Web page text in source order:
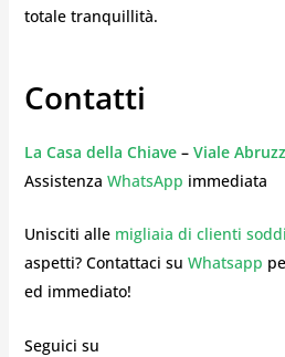
totale tranquillità.
Contatti
La Casa della Chiave– Viale
Assistenza WhatsApp immediata
Unisciti alle migliaia di clienti
aspetti? Contattaci su Whatsapp
ed immediato!
Seguici su